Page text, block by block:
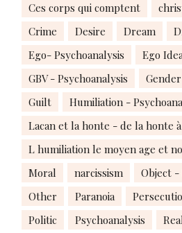
Ces corps qui comptent
Crime
Desire Dream
Ego- Psychoanalysis
Ego
GBV - Psychoanalysis
Guilt
Humiliation -
Lacan et la honte - de la honte
L humiliation le moyen age et
Moral
narcissism
Object -
Other
Paranoia
Politic
Psychoanalysis